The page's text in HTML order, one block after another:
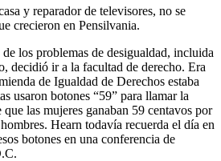
y reparador de televisores, no se
crecieron en Pensilvania.
los problemas de desigualdad, incluida
decidió ir a la facultad de derecho. Era
de Igualdad de Derechos estaba
usaron botones “59” para llamar la
las mujeres ganaban 59 centavos por
Hearn todavía recuerda el día en
botones en una conferencia de